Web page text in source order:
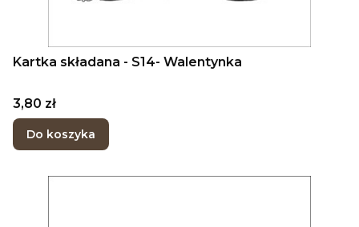
Kartka składana - S14- Walentynka
Cena
3,80 zł
Do koszyka